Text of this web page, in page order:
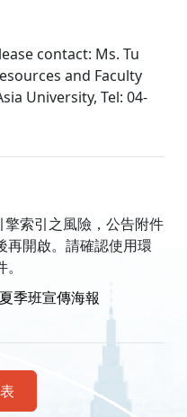
contact: Ms. Tu
and Faculty
University, Tel: 04-
索引之風險，公告附件
再開啟。請確認使用環
季班宣傳海報